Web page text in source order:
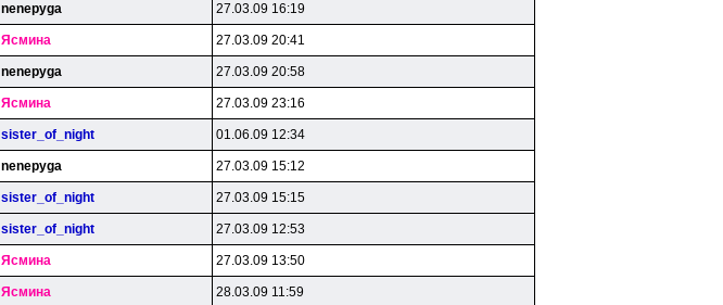
nenepyga 27.03.09 16:19
Яcминa 27.03.09 20:41
nenepyga 27.03.09 20:58
Яcминa 27.03.09 23:16
sister_of_night 01.06.09 12:34
nenepyga 27.03.09 15:12
sister_of_night 27.03.09 15:15
sister_of_night 27.03.09 12:53
Яcминa 27.03.09 13:50
Яcминa 28.03.09 11:59